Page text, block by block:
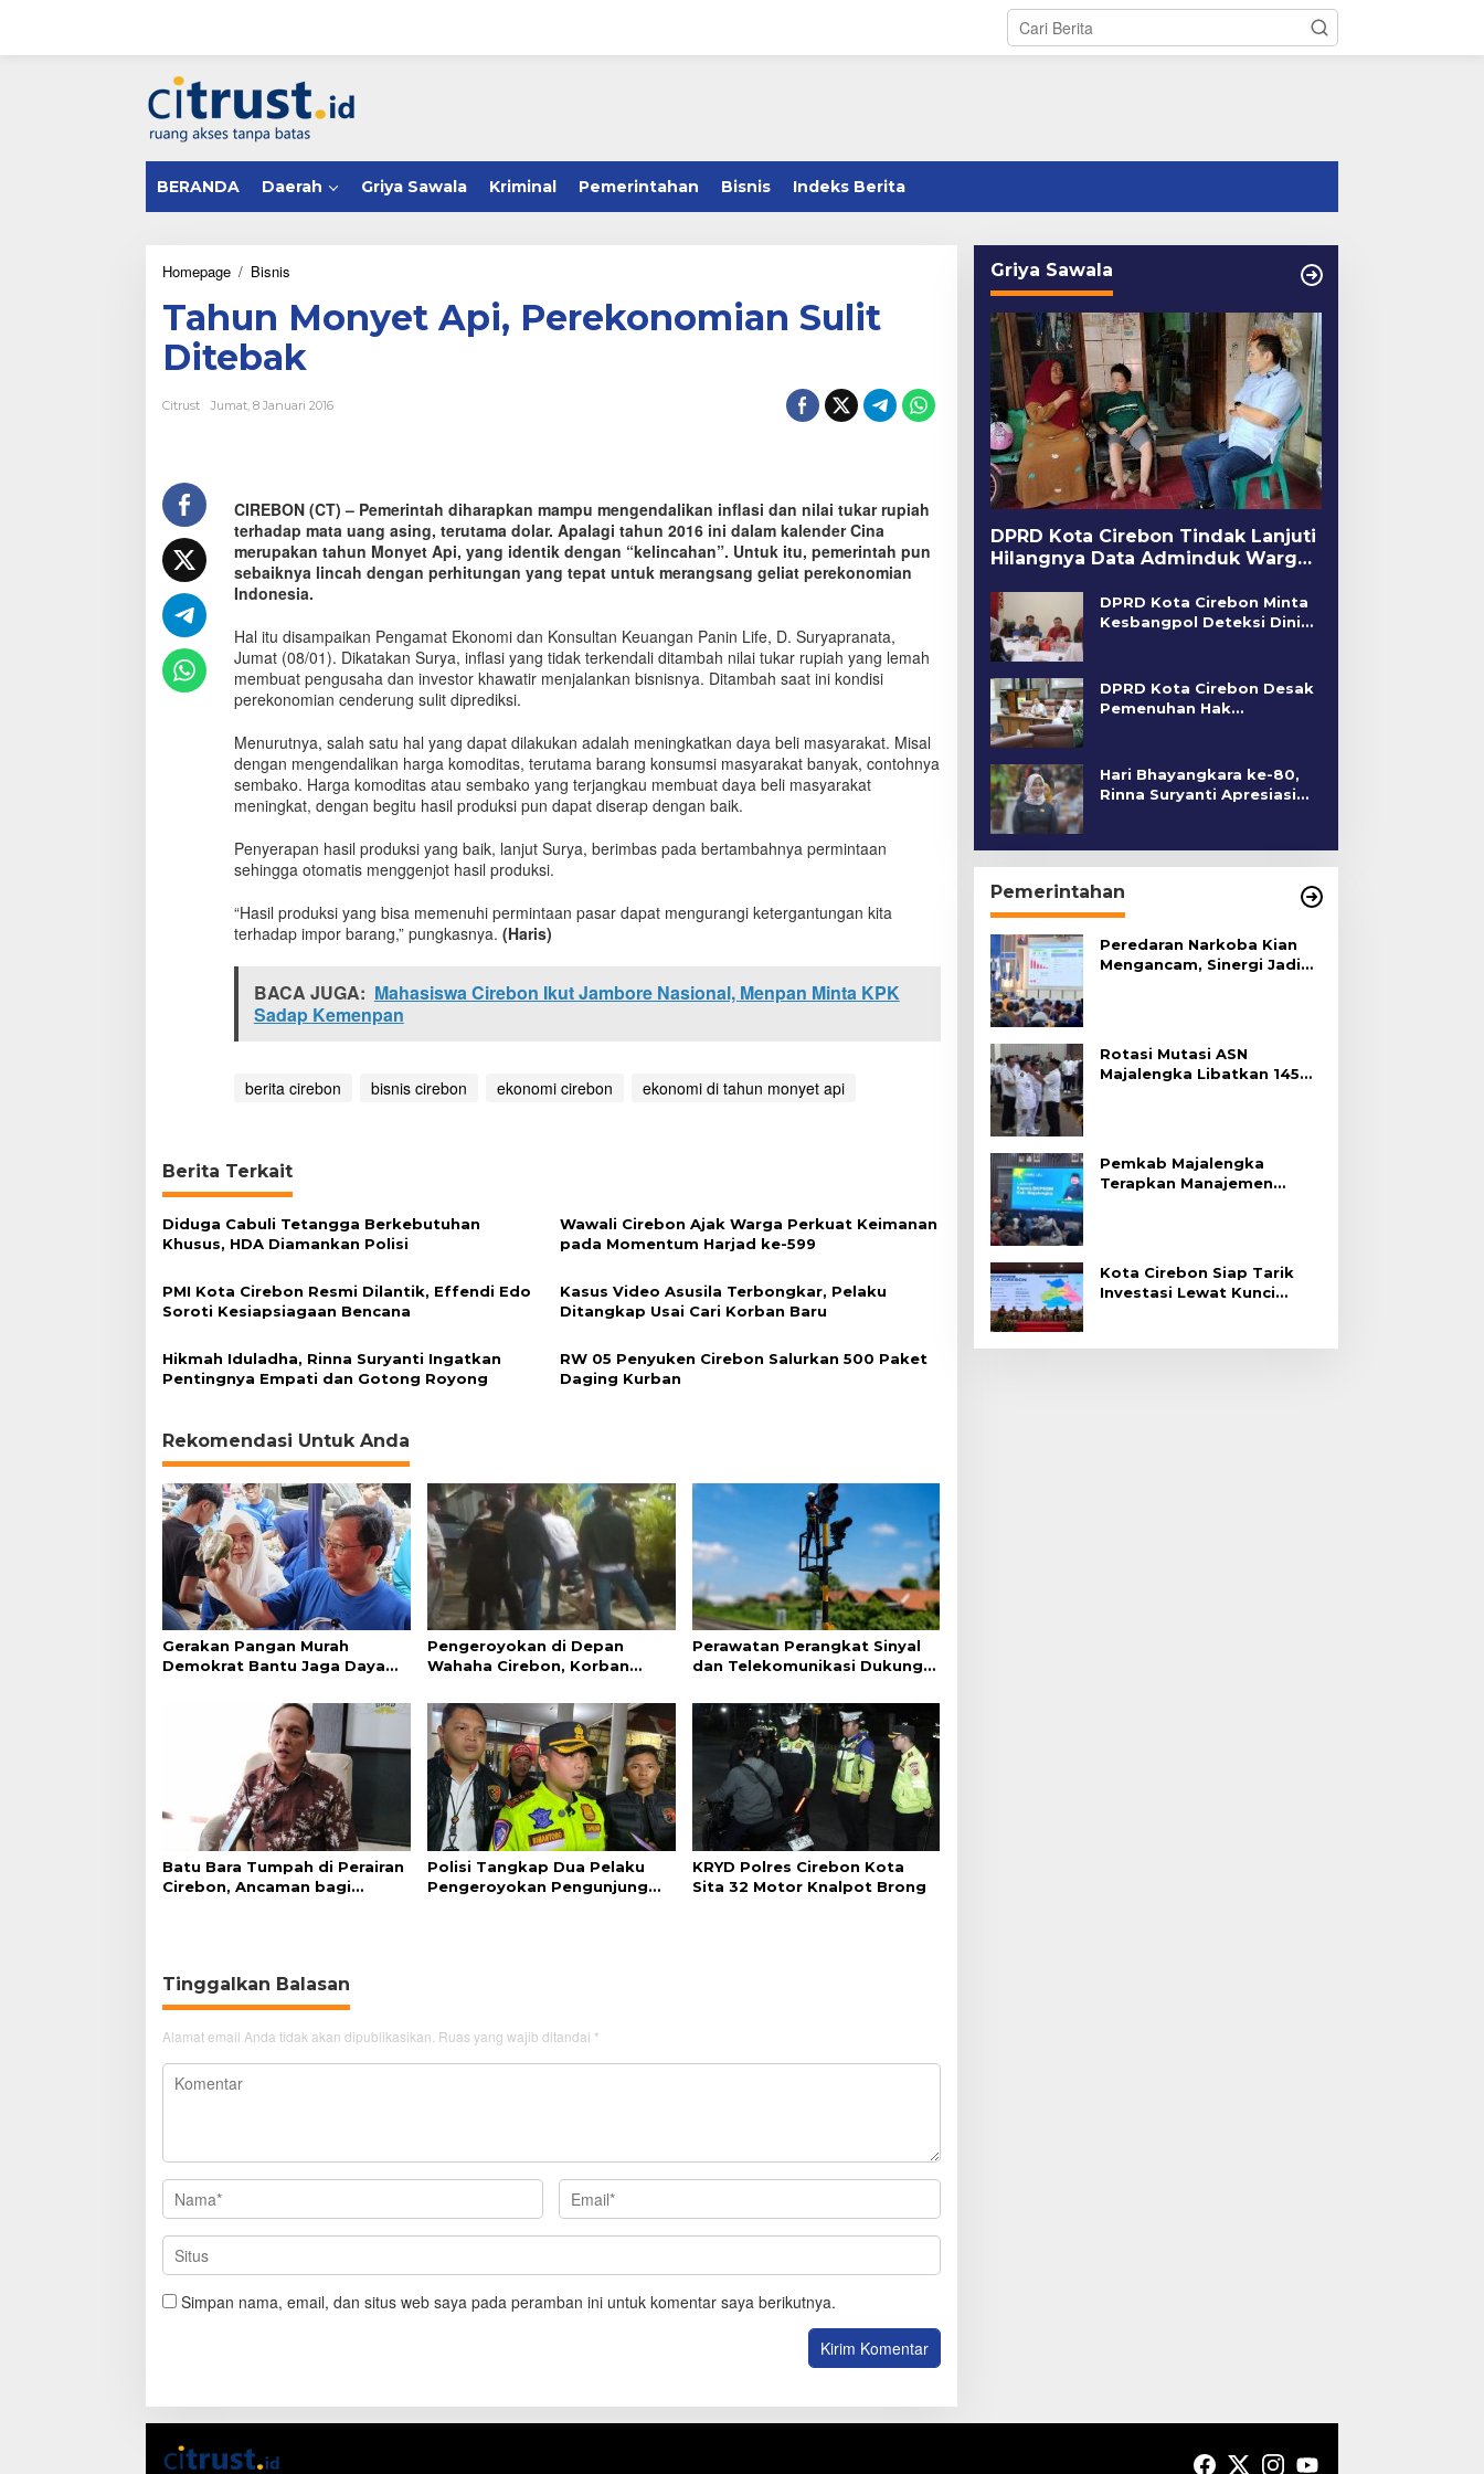
w
BERANDA Daerah Griya Sawala Kriminal Pemerintahan Bisnis Indeks Berita
Homepage / Bisnis
h
u
n
M
n
p
i
,
P
e
e
k
o
n
o
i
a
n
S
l
i
D
i
t
b
a
k
Tahun Monyet Api, Perekonomian Sulit
Ditebak
Citrust Jumat, 8 Januari 2016
CIREBON (CT) – Pemerintah diharapkan mampu mengendalikan inflasi dan nilai tukar rupiah
terhadap mata uang asing, terutama dolar. Apalagi tahun 2016 ini dalam kalender Cina
merupakan tahun Monyet Api, yang identik dengan “kelincahan”. Untuk itu, pemerintah pun
sebaiknya lincah dengan perhitungan yang tepat untuk merangsang geliat perekonomian
Indonesia.
Hal itu disampaikan Pengamat Ekonomi dan Konsultan Keuangan Panin Life, D. Suryapranata,
Jumat (08/01). Dikatakan Surya, inflasi yang tidak terkendali ditambah nilai tukar rupiah yang lemah
membuat pengusaha dan investor khawatir menjalankan bisnisnya. Ditambah saat ini kondisi
perekonomian cenderung sulit diprediksi.
Menurutnya, salah satu hal yang dapat dilakukan adalah meningkatkan daya beli masyarakat. Misal
dengan mengendalikan harga komoditas, terutama barang konsumsi masyarakat banyak, contohnya
sembako. Harga komoditas atau sembako yang terjangkau membuat daya beli masyarakat
meningkat, dengan begitu hasil produksi pun dapat diserap dengan baik.
Penyerapan hasil produksi yang baik, lanjut Surya, berimbas pada bertambahnya permintaan
sehingga otomatis menggenjot hasil produksi.
“Hasil produksi yang bisa memenuhi permintaan pasar dapat mengurangi ketergantungan kita
terhadap impor barang,” pungkasnya. (Haris)
BACA JUGA: Mahasiswa Cirebon Ikut Jambore Nasional, Menpan Minta KPK
Sadap Kemenpan
berita cirebon bisnis cirebon ekonomi cirebon ekonomi di tahun monyet api
Berita Terkait
Diduga Cabuli Tetangga Berkebutuhan
Khusus, HDA Diamankan Polisi
Wawali Cirebon Ajak Warga Perkuat Keimanan
pada Momentum Harjad ke-599
PMI Kota Cirebon Resmi Dilantik, Effendi Edo
Soroti Kesiapsiagaan Bencana
Kasus Video Asusila Terbongkar, Pelaku
Ditangkap Usai Cari Korban Baru
Hikmah Iduladha, Rinna Suryanti Ingatkan
Pentingnya Empati dan Gotong Royong
RW 05 Penyuken Cirebon Salurkan 500 Paket
Daging Kurban
Rekomendasi Untuk Anda
Gerakan Pangan Murah
Demokrat Bantu Jaga Daya
Pengeroyokan di Depan
Wahaha Cirebon, Korban
Perawatan Perangkat Sinyal
dan Telekomunikasi Dukung
Batu Bara Tumpah di Perairan
Cirebon, Ancaman bagi
Polisi Tangkap Dua Pelaku
Pengeroyokan Pengunjung
KRYD Polres Cirebon Kota
Sita 32 Motor Knalpot Brong
Tinggalkan Balasan
Alamat email Anda tidak akan dipublikasikan. Ruas yang wajib ditandai *
Simpan nama, email, dan situs web saya pada peramban ini untuk komentar saya berikutnya.
Griya Sawala
DPRD Kota Cirebon Tindak Lanjuti
Hilangnya Data Adminduk Warga
DPRD Kota Cirebon Minta
Kesbangpol Deteksi Dini
DPRD Kota Cirebon Desak
Pemenuhan Hak
Hari Bhayangkara ke-80,
Rinna Suryanti Apresiasi
Pemerintahan
Peredaran Narkoba Kian
Mengancam, Sinergi Jadi
Rotasi Mutasi ASN
Majalengka Libatkan 145
Pemkab Majalengka
Terapkan Manajemen
Kota Cirebon Siap Tarik
Investasi Lewat Kunci